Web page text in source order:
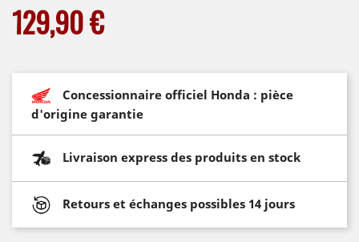
129,90 €
Concessionnaire officiel Honda : pièce
d'origine garantie
Livraison express des produits en stock
Retours et échanges possibles 14 jours